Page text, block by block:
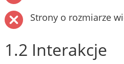
Strony o rozmiarze
1.2 Interakcje